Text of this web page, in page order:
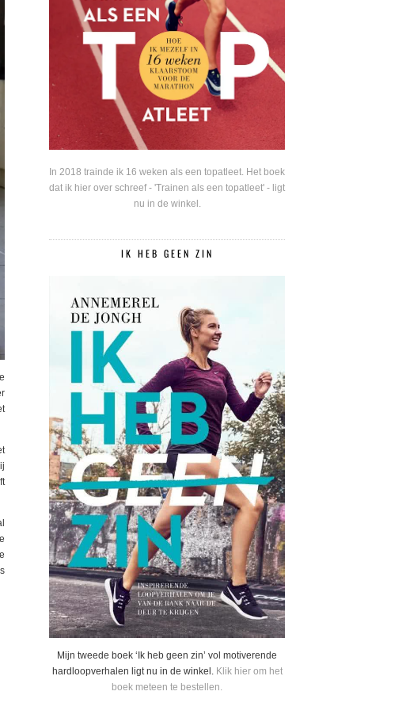
In 2018 trainde ik 16 weken als een topatleet. Het boek
dat ik hier over schreef - 'Trainen als een topatleet' - ligt
nu in de winkel.
IK HEB GEEN ZIN
Mijn tweede boek ‘Ik heb geen zin’ vol motiverende
hardloopverhalen ligt nu in de winkel. Klik hier om het
boek meteen te bestellen.